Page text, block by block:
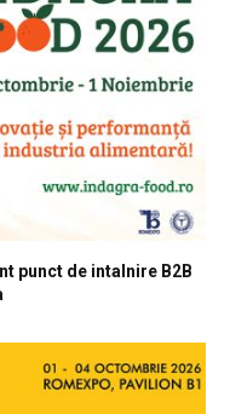
punct de intalnire B2B